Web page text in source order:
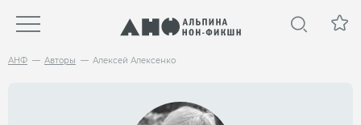
АНФ Авторы Алексей Алексенко